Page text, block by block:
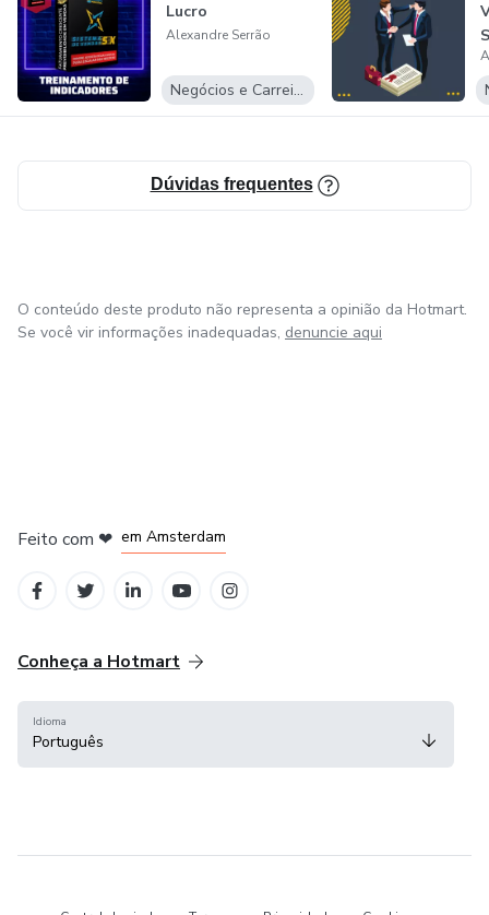
Lucro
Alexandre Serrão
Negócios e Carreira
Dúvidas frequentes
O conteúdo deste produto não representa a opinião da Hotmart.
Se você vir informações inadequadas, denuncie aqui
Feito com ❤ em Amsterdam
Conheça a Hotmart
Idioma
Português